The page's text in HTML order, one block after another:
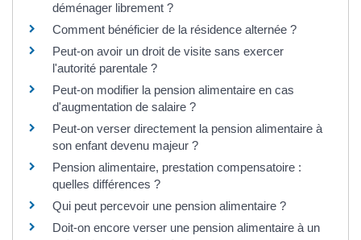
déménager librement ?
Comment bénéficier de la résidence alternée ?
Peut-on avoir un droit de visite sans exercer
l'autorité parentale ?
Peut-on modifier la pension alimentaire en cas
d'augmentation de salaire ?
Peut-on verser directement la pension alimentaire à
son enfant devenu majeur ?
Pension alimentaire, prestation compensatoire :
quelles différences ?
Qui peut percevoir une pension alimentaire ?
Doit-on encore verser une pension alimentaire à un